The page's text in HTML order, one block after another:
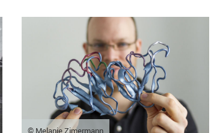
© Melanie Zimermann